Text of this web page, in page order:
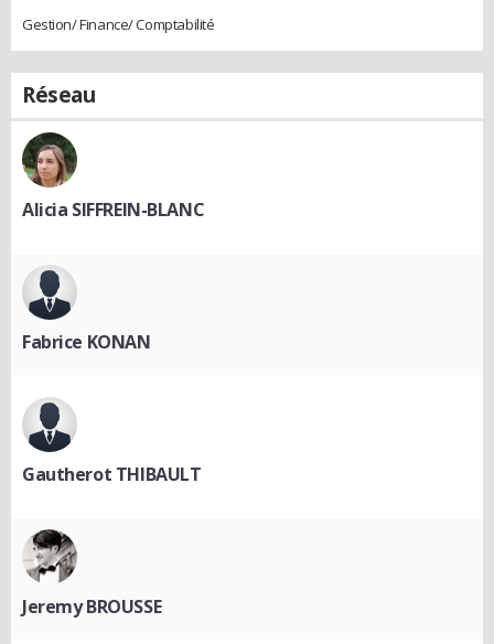
Gestion/ Finance/ Comptabilité
Réseau
Alicia SIFFREIN-BLANC
Fabrice KONAN
Gautherot THIBAULT
Jeremy BROUSSE